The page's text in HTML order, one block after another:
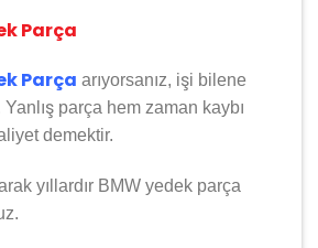
Parça
Parça arıyorsanız, işi bilene
parça hem zaman kaybı
demektir.
yıllardır BMW yedek parça